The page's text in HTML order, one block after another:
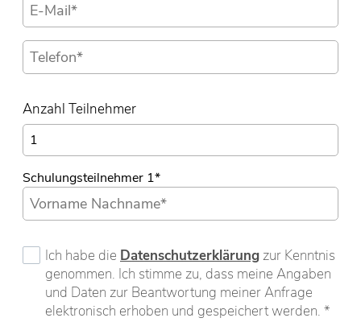
Anzahl Teilnehmer
Schulungsteilnehmer 1*
Ich habe die Datenschutzerklärungzur Kenntnis
genommen. Ich stimme zu, dass meine Angaben
und Daten zur Beantwortung meiner Anfrage
elektronisch erhoben und gespeichert werden. *